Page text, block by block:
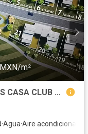
m²
CASAS VENTA TERRALTA ENCINOS CASA CLUB GOLF
·Agua·Aire acondicionado